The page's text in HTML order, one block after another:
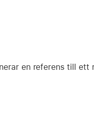
en referens till ett